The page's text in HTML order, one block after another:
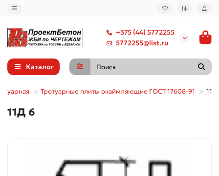
+375 (44) 5772255
5772255@list.ru
Каталог
Тротуарные плиты окаймляющие ГОСТ 17608-91 11Д
11Д 6